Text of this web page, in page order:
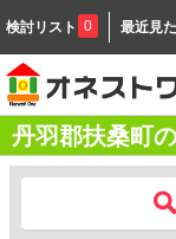
検討リスト 0 最近見
丹羽郡扶桑町